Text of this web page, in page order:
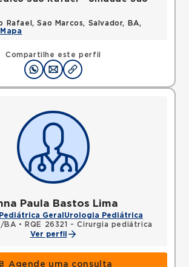
Compartilhe este perfil
Rafael, Sao Marcos, Salvador, BA,
Mapa
Paula Bastos Lima
Geral Urologia Pediátrica
BA •
RQE 26321 - Cirurgia pediátrica
Ver perfil
Agende uma consulta